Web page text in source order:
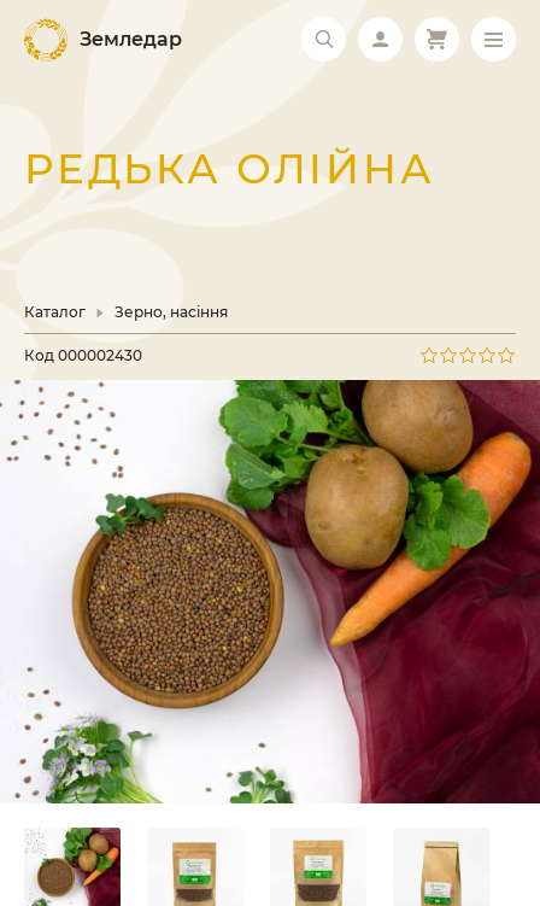
Земледар
РЕДЬКА ОЛІЙНА
Каталог Зерно, насіння
Код 000002430